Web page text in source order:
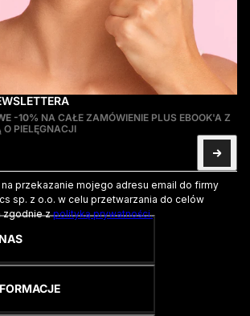
-10% NA CAŁE ZAMÓWIENIE PLUS EBOOK'A Z
O PIELĘGNACJI
przekazanie mojego adresu email do firmy
sp. z o.o. w celu przetwarzania do celów
zgodnie zpolityką prywatności.
przez hCaptcha i obowiązują na niej